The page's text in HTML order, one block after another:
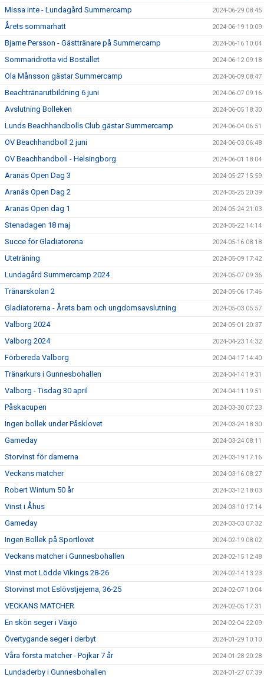
Missa inte - Lundagård Summercamp 2024-06-29 08:45
Årets sommarhatt 2024-06-19 10:09
Bjarne Persson - Gästtränare på Summercamp 2024-06-16 10:04
Sommaridrotta vid Bostället 2024-06-12 09:18
Ola Månsson gästar Summercamp 2024-06-09 08:47
Beachtränarutbildning 6 juni 2024-06-07 09:16
Avslutning Bolleken 2024-06-05 18:30
Lunds Beachhandbolls Club gästar Summercamp 2024-06-04 06:51
OV Beachhandboll 2 juni 2024-06-03 06:48
OV Beachhandboll - Helsingborg 2024-06-01 18:04
Aranäs Open Dag 3 2024-05-27 15:59
Aranäs Open Dag 2 2024-05-25 20:39
Aranäs Open dag 1 2024-05-24 21:03
Stenadagen 18 maj 2024-05-22 14:14
Succe för Gladiatorena 2024-05-16 08:18
Uteträning 2024-05-09 17:42
Lundagård Summercamp 2024 2024-05-07 09:36
Tränarskolan 2 2024-05-06 17:46
Gladiatorerna - Årets barn och ungdomsavslutning 2024-05-03 05:57
Valborg 2024 2024-05-01 20:37
Valborg 2024 2024-04-23 14:32
Förbereda Valborg 2024-04-17 14:40
Tränarkurs i Gunnesbohallen 2024-04-14 19:31
Valborg - Tisdag 30 april 2024-04-11 19:51
Påskacupen 2024-03-30 07:23
Ingen bollek under Påsklovet 2024-03-24 18:30
Gameday 2024-03-24 08:11
Storvinst för damerna 2024-03-19 17:16
Veckans matcher 2024-03-16 08:27
Robert Wintum 50 år 2024-03-12 18:03
Vinst i Åhus 2024-03-10 17:14
Gameday 2024-03-03 07:32
Ingen Bollek på Sportlovet 2024-02-19 08:02
Veckans matcher i Gunnesbohallen 2024-02-15 12:48
Vinst mot Lödde Vikings 28-26 2024-02-14 13:23
Storvinst mot Eslövstjejerna, 36-25 2024-02-07 10:04
VECKANS MATCHER 2024-02-05 17:31
En skön seger i Växjö 2024-02-04 22:09
Övertygande seger i derbyt 2024-01-29 10:10
Våra första matcher - Pojkar 7 år 2024-01-28 20:28
Lundaderby i Gunnesbohallen 2024-01-27 07:39